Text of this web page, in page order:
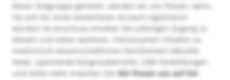
dieser Zielgruppe gehören, würden wir uns freuen, wenn
Sie sich für einen kostenlosen Account registrieren
würden! Im Anschluss erhalten Sie sofortigen Zugang zu
diesem und vielen weiteren, interessanten Inhalten zu
medizinisch-wissenschaftlichen Fachthemen! Aktuelle
News, spannende Kongressberichte, CME-Fortbildungen
und vieles mehr erwarten Sie!Wir freuen uns auf Sie!